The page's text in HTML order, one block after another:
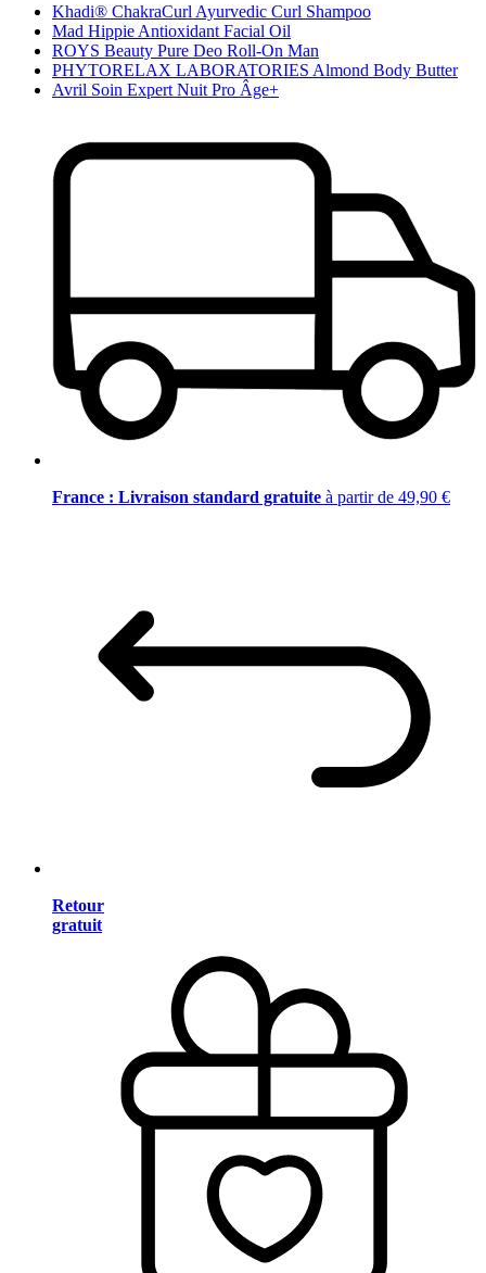
Khadi® ChakraCurl Ayurvedic Curl Shampoo
Mad Hippie Antioxidant Facial Oil
ROYS Beauty Pure Deo Roll-On Man
PHYTORELAX LABORATORIES Almond Body Butter
Avril Soin Expert Nuit Pro Âge+
France : Livraison standard gratuite à partir de 49,90 €
Retour
gratuit